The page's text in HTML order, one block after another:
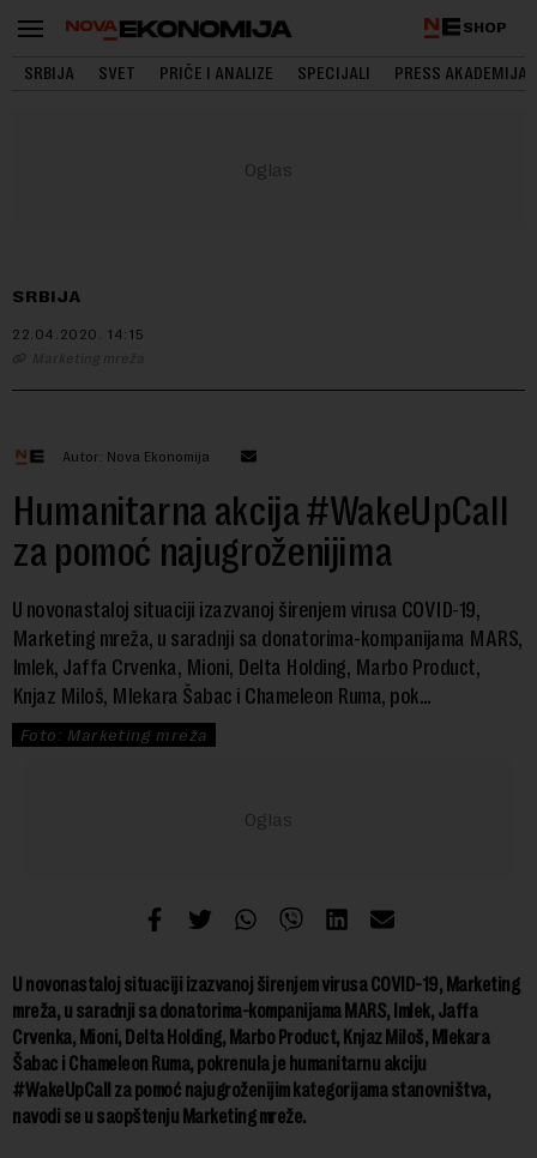
SHOP
SRBIJA SVET PRIČE I ANALIZE SPECIJALI PRESS AKADEMIJA
SRBIJA
22.04.2020. 14:15
Marketing mreža
Autor: Nova Ekonomija
Humanitarna akcija #WakeUpCall
za pomoć najugroženijima
U novonastaloj situaciji izazvanoj širenjem virusa COVID-19,
Marketing mreža, u saradnji sa donatorima-kompanijama MARS,
Imlek, Jaffa Crvenka, Mioni, Delta Holding, Marbo Product,
Knjaz Miloš, Mlekara Šabac i Chameleon Ruma, pok...
Foto: Marketing mreža
U novonastaloj situaciji izazvanoj širenjem virusa COVID-19, Marketing
mreža, u saradnji sa donatorima-kompanijama MARS, Imlek, Jaffa
Crvenka, Mioni, Delta Holding, Marbo Product, Knjaz Miloš, Mlekara
Šabac i Chameleon Ruma, pokrenula je humanitarnu akciju
#WakeUpCall za pomoć najugroženijim kategorijama stanovništva,
navodi se u saopštenju Marketing mreže.